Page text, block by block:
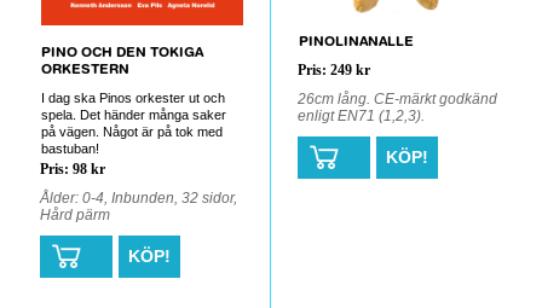
PINO OCH DEN TOKIGA
ORKESTERN
I dag ska Pinos orkester ut och
spela. Det händer många saker
på vägen. Något är på tok med
bastuban!
Pris: 98 kr
Ålder: 0-4, Inbunden, 32 sidor,
Hård pärm
KÖP!
PINOLINANALLE
Pris: 249 kr
26cm lång. CE-märkt godkänd
enligt EN71 (1,2,3).
KÖP!